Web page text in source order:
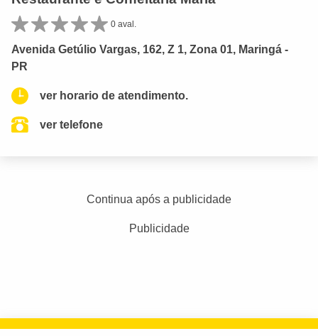
0 aval.
Avenida Getúlio Vargas, 162, Z 1, Zona 01, Maringá -
PR
ver horario de atendimento.
ver telefone
Continua após a publicidade
Publicidade